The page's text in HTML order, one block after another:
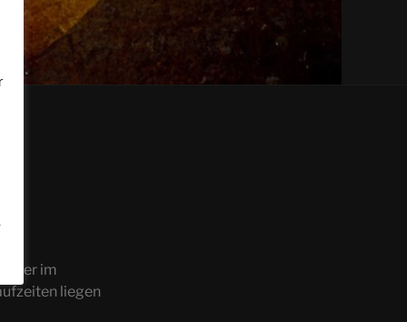
im
liegen